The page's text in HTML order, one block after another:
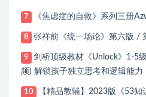
7 《焦虑症的自救》系列三册
8 张祥前《统一场论》第六版 /
9
剑桥顶级教材《Unlock》1-5
频) 解锁孩子独立思考和逻辑能力
10
【精品教辅】2023版《53